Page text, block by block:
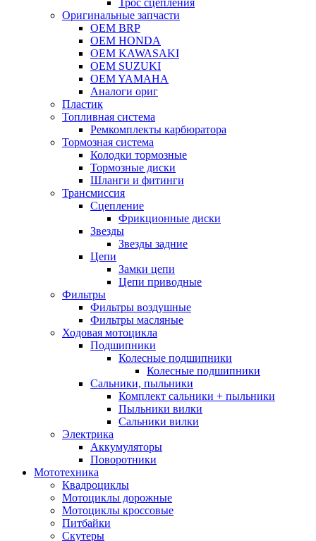
Трос сцепления
Оригинальные запчасти
OEM BRP
OEM HONDA
OEM KAWASAKI
OEM SUZUKI
OEM YAMAHA
Аналоги ориг
Пластик
Топливная система
Ремкомплекты карбюратора
Тормозная система
Колодки тормозные
Тормозные диски
Шланги и фитинги
Трансмиссия
Cцепление
Фрикционные диски
Звезды
Звезды задние
Цепи
Замки цепи
Цепи приводные
Фильтры
Фильтры воздушные
Фильтры масляные
Ходовая мотоцикла
Подшипники
Колесные подшипники
Колесные подшипники
Сальники, пыльники
Комплект сальники + пыльники
Пыльники вилки
Сальники вилки
Электрика
Аккумуляторы
Поворотники
Мототехника
Квадроциклы
Мотоциклы дорожные
Мотоциклы кроссовые
Питбайки
Скутеры